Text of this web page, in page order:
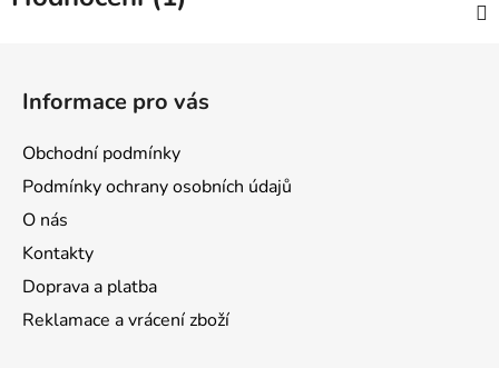
Informace pro vás
Obchodní podmínky
Podmínky ochrany osobních údajů
O nás
Kontakty
Doprava a platba
Reklamace a vrácení zboží